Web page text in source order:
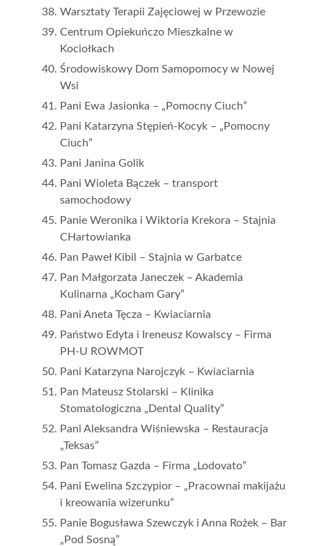
Warsztaty Terapii Zajęciowej w Przewozie
Centrum Opiekuńczo Mieszkalne w
Kociołkach
Środowiskowy Dom Samopomocy w Nowej
Wsi
Pani Ewa Jasionka – „Pomocny Ciuch”
Pani Katarzyna Stępień-Kocyk – „Pomocny
Ciuch”
Pani Janina Golik
Pani Wioleta Bączek – transport
samochodowy
Panie Weronika i Wiktoria Krekora – Stajnia
CHartowianka
Pan Paweł Kibil – Stajnia w Garbatce
Pan Małgorzata Janeczek – Akademia
Kulinarna „Kocham Gary”
Pani Aneta Tęcza – Kwiaciarnia
Państwo Edyta i Ireneusz Kowalscy – Firma
PH-U ROWMOT
Pani Katarzyna Narojczyk – Kwiaciarnia
Pan Mateusz Stolarski – Klinika
Stomatologiczna „Dental Quality”
Pani Aleksandra Wiśniewska – Restauracja
„Teksas”
Pan Tomasz Gazda – Firma „Lodovato”
Pani Ewelina Szczypior – „Pracownai makijażu
i kreowania wizerunku”
Panie Bogusława Szewczyk i Anna Rożek – Bar
„Pod Sosną”